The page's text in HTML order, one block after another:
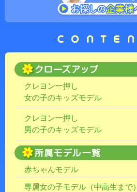
クレヨン一押し
女の子のキッズモデル
クレヨン一押し
男の子のキッズモデル
赤ちゃんモデル
専属女の子モデル（中高生まで）